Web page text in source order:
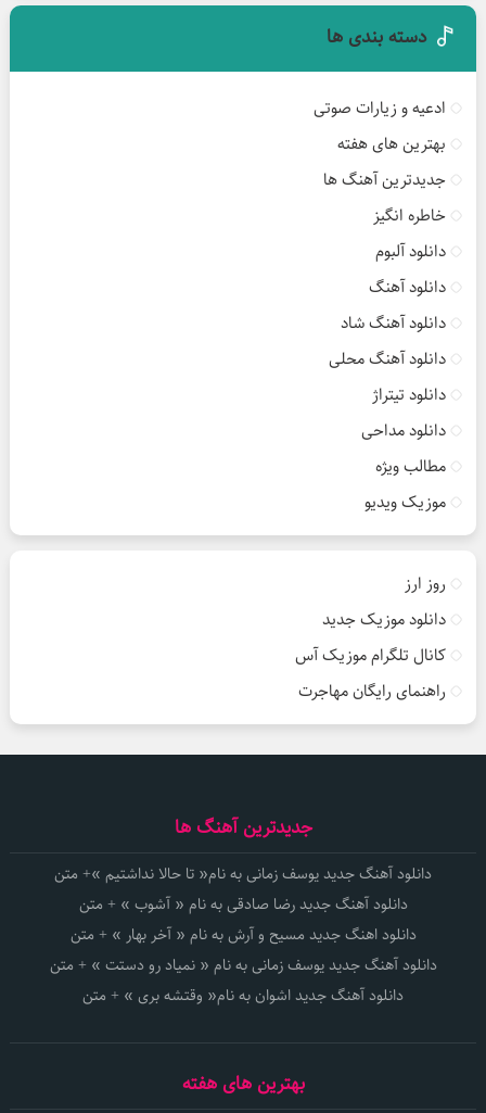
دسته بندی ها
ادعیه و زیارات صوتی
بهترین های هفته
جدیدترین آهنگ ها
خاطره انگیز
دانلود آلبوم
دانلود آهنگ
دانلود آهنگ شاد
دانلود آهنگ محلی
دانلود تیتراژ
دانلود مداحی
مطالب ویژه
موزیک ویدیو
روز ارز
دانلود موزیک جدید
کانال تلگرام موزیک آس
راهنمای رایگان مهاجرت
جدیدترین آهنگ ها
دانلود آهنگ جدید یوسف زمانی به نام« تا حالا نداشتیم »+ متن
دانلود آهنگ جدید رضا صادقی به نام « آشوب » + متن
دانلود اهنگ جدید مسیح و آرش به نام « آخر بهار » + متن
دانلود آهنگ جدید یوسف زمانی به نام « نمیاد رو دستت » + متن
دانلود آهنگ جدید اشوان به نام« وقتشه بری » + متن
بهترین های هفته